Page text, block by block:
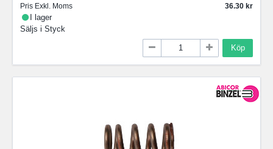
Pris Exkl. Moms
36.30
I lager
Säljs i Styck
Köp